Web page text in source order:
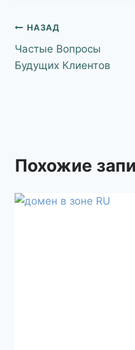
НАЗАД
Частые Вопросы
Будущих Клиентов
Похожие